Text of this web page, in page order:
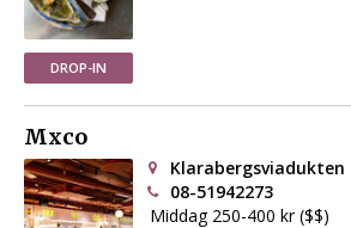
DROP-IN
Mxco
Klarabergsviadukten
08-51942273
Middag 250-400 kr ($$)